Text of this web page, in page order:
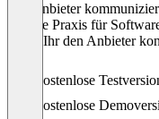
Der Anbieter
übliche Praxis für
könnt Ihr den Anbieter
Kostenlose
Kostenlose